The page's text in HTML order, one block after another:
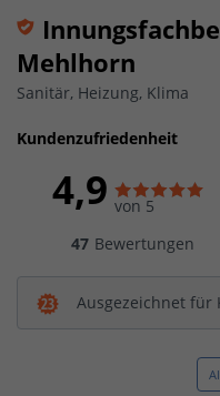
Mehlhorn
Sanitär, Heizung, Klima
Kundenzufriedenheit
4,9 von 5
47 Bewertungen
Ausgezeichnet